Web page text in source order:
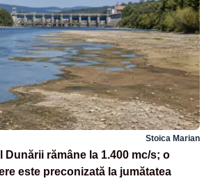
Stoica Marian
Dunării rămâne la 1.400 mc/s; o
este preconizată la jumătatea